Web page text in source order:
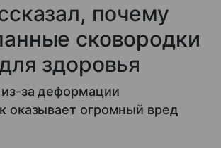
почему
сковородки
здоровья
за деформации
оказывает огромный вред